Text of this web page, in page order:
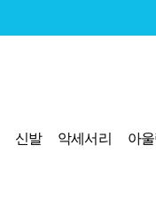
신발 악세서리
아